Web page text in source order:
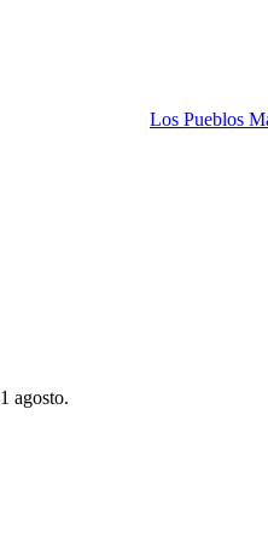
Los Pueblos
agosto.